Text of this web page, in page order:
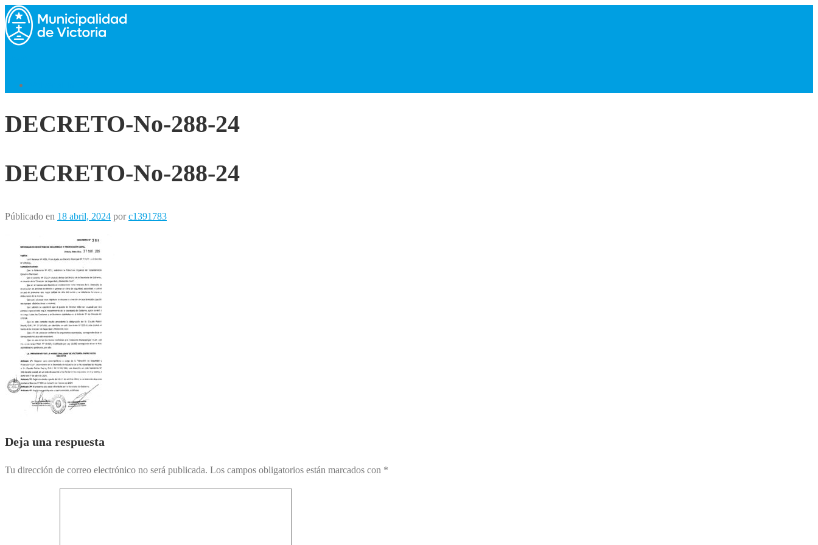
Saltar
al
contenido
DECRETO-No-288-24
DECRETO-No-288-24
Públicado en 18 abril, 2024 porc1391783
Deja una respuesta
Tu dirección de correo electrónico no será publicada. Los campos obligatorios están marcados con *